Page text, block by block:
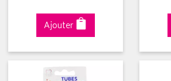
Ajouter